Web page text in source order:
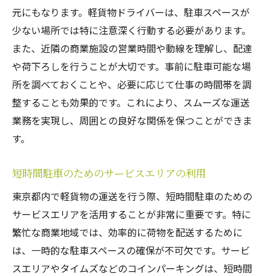
元にもなります。軽貨物ドライバーは、駐車スペースが
少ない場所では特に注意深く行動する必要があります。
また、近隣の商業施設の営業時間や動線を理解し、配達
や荷下ろしを行うことが大切です。事前に駐車可能な場
所を調べておくことや、必要に応じて仕事の時間帯を調
整することも効果的です。これにより、スムーズな運送
業務を実現し、周囲との良好な関係を保つことができま
す。
短時間駐車のためのサービスエリアの利用
東京都内で軽貨物の運送を行う際、短時間駐車のための
サービスエリアを活用することが非常に重要です。特に
繁忙な商業地域では、効率的に荷物を配送するために
は、一時的な駐車スペースの確保が不可欠です。サービ
スエリアやタイムズなどのコインパーキングは、短時間